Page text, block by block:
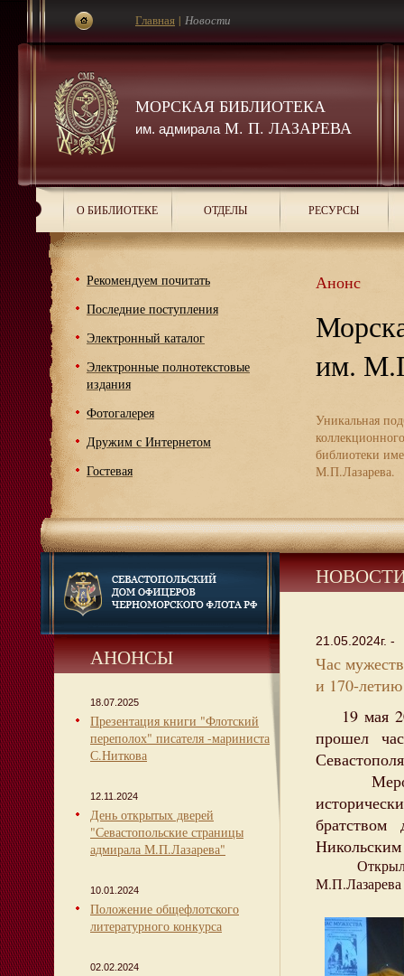
МОРСКАЯ БИБЛИОТЕКА
им. адмиралаМ. П. ЛАЗАРЕВА
Главная | Новости
О БИБЛИОТЕКЕ ОТДЕЛЫ РЕСУРСЫ
Рекомендуем почитать
Последние поступления
Электронный каталог
Электронные полнотекстовые
издания
Фотогалерея
Дружим с Интернетом
Гостевая
Анонс
им.
Уникальная
библиотеки
М.П.Лазарева.
АНОНСЫ
18.07.2025
Презентация книги "Флотский
переполох" писателя -мариниста
С.Ниткова
12.11.2024
День открытых дверей
"Севастопольские страницы
адмирала М.П.Лазарева"
10.01.2024
Положение общефлотского
литературного конкурса
02.02.2024
21.05.2024г. -
Час
и 170-
19 мая
прошел
братством
Открыл